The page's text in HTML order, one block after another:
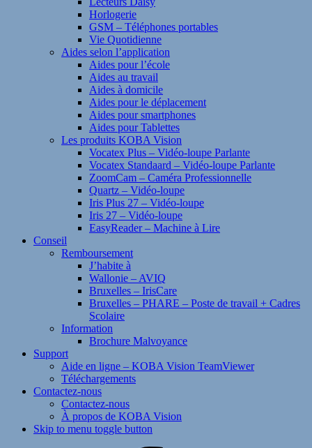
Horlogerie
GSM – Téléphones portables
Vie Quotidienne
Aides selon l’application
Aides pour l’école
Aides au travail
Aides à domicile
Aides pour le déplacement
Aides pour smartphones
Aides pour Tablettes
Les produits KOBA Vision
Vocatex Plus – Vidéo-loupe Parlante
Vocatex Standaard – Vidéo-loupe Parlante
ZoomCam – Caméra Professionnelle
Quartz – Vidéo-loupe
Iris Plus 27 – Vidéo-loupe
Iris 27 – Vidéo-loupe
EasyReader – Machine à Lire
Conseil
Remboursement
J’habite à
Wallonie – AVIQ
Bruxelles – IrisCare
Bruxelles – PHARE – Poste de travail + Cadres
Scolaire
Information
Brochure Malvoyance
Support
Aide en ligne – KOBA Vision TeamViewer
Téléchargements
Contactez-nous
Contactez-nous
À propos de KOBA Vision
Skip to menu toggle button